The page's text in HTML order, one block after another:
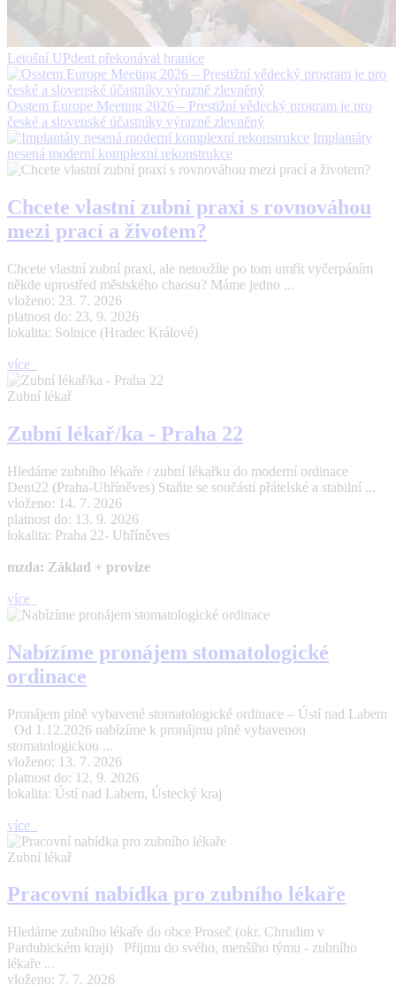
Letošní UPdent překonával hranice
Osstem Europe Meeting 2026 – Prestižní vědecký program je pro
české a slovenské účastníky výrazně zlevněný
Implantáty
nesená moderní komplexní rekonstrukce
Chcete vlastní zubní praxi s rovnováhou
mezi prací a životem?
Chcete vlastní zubní praxi, ale netoužíte po tom umřít vyčerpáním
někde uprostřed městského chaosu? Máme jedno ...
vloženo: 23. 7. 2026
platnost do: 23. 9. 2026
lokalita: Solnice (Hradec Králové)
více
Zubní lékař
Zubní lékař/ka - Praha 22
Hledáme zubního lékaře / zubní lékařku do moderní ordinace
Dent22 (Praha-Uhříněves) Staňte se součástí přátelské a stabilní ...
vloženo: 14. 7. 2026
platnost do: 13. 9. 2026
lokalita: Praha 22- Uhříněves
mzda: Základ + provize
více
Nabízíme pronájem stomatologické
ordinace
Pronájem plně vybavené stomatologické ordinace – Ústí nad Labem
Od 1.12.2026 nabízíme k pronájmu plně vybavenou
stomatologickou ...
vloženo: 13. 7. 2026
platnost do: 12. 9. 2026
lokalita: Ústí nad Labem, Ústecký kraj
více
Zubní lékař
Pracovní nabídka pro zubního lékaře
Hledáme zubního lékaře do obce Proseč (okr. Chrudim v
Pardubickém kraji) Přijmu do svého, menšího týmu - zubního
lékaře ...
vloženo: 7. 7. 2026